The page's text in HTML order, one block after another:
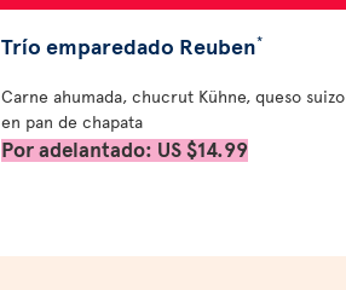
Trío emparedado Reuben*
Carne ahumada, chucrut Kühne, queso suizo
en pan de chapata
Por adelantado: US $14.99